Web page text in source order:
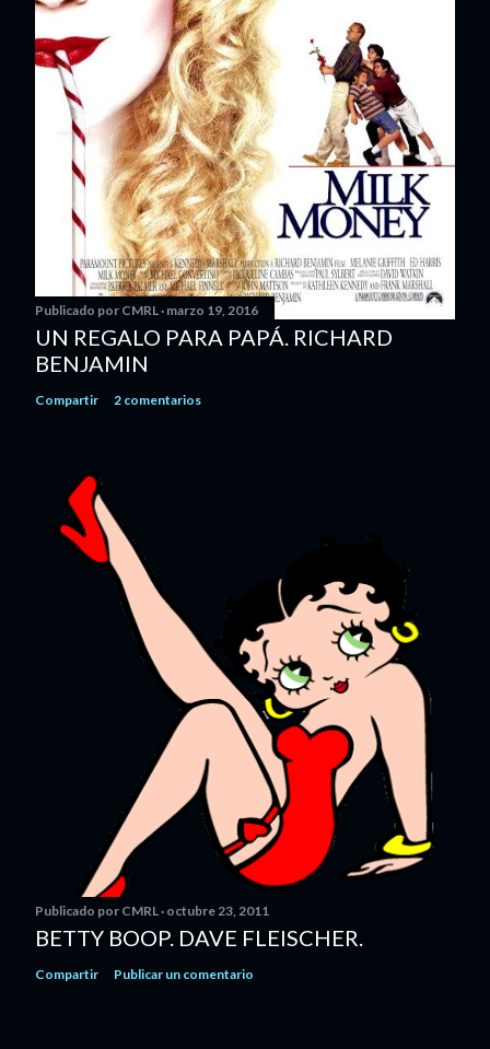
Publicado por CMRL marzo 19, 2016
UN REGALO PARA PAPÁ. RICHARD
BENJAMIN
Compartir 2 comentarios
Publicado por CMRL octubre 23, 2011
BETTY BOOP. DAVE FLEISCHER.
Compartir Publicar un comentario